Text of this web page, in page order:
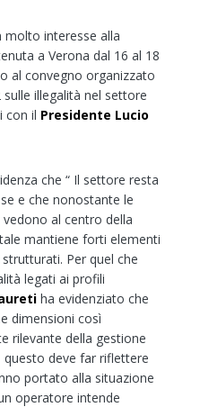
interesse alla
a Verona dal 16 al 18
al convegno organizzato
illegalità nel settore
con il Presidente Lucio
che “ Il settore resta
e che nonostante le
al centro della
mantiene forti elementi
Per quel che
legati ai profili
ha evidenziato che
dimensioni così
rilevante della gestione
deve far riflettere
portato alla situazione
operatore intende